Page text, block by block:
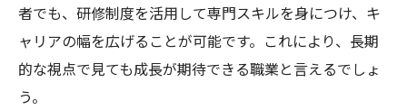
者でも、研修制度を活用して専門スキルを身につけ、キ
ャリアの幅を広げることが可能です。これにより、長期
的な視点で見ても成長が期待できる職業と言えるでしょ
う。